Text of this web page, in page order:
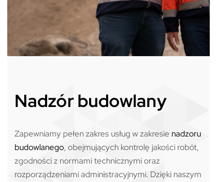
Nadzór budowlany
Zapewniamy pełen zakres usług w zakresie nadzoru
budowlanego, obejmujących kontrolę jakości robót,
zgodności z normami technicznymi oraz
rozporządzeniami administracyjnymi. Dzięki naszym